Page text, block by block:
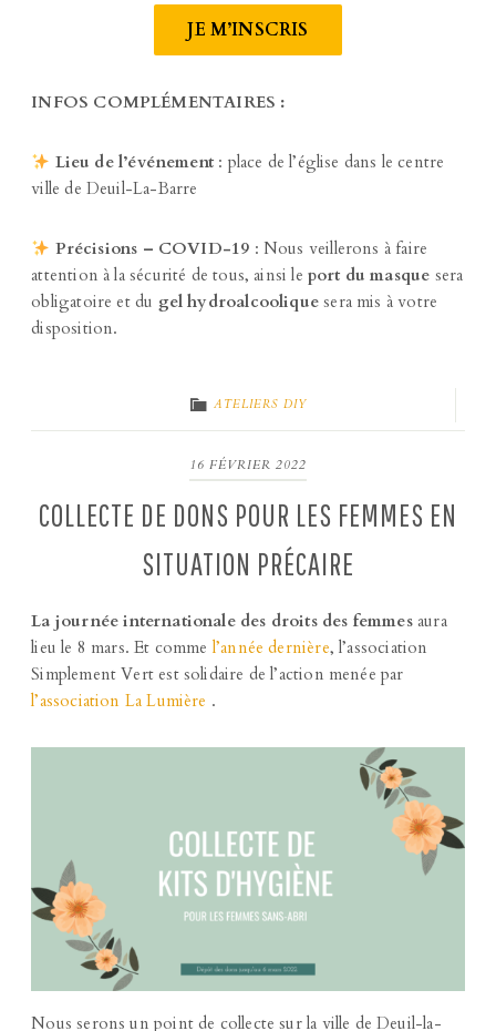
JE M’INSCRIS
INFOS COMPLÉMENTAIRES :
Lieu de l’événement : place de l’église dans le centre
ville de Deuil-La-Barre
Précisions – COVID-19 : Nous veillerons à faire
attention à la sécurité de tous, ainsi le port du masque sera
obligatoire et du gel hydroalcooliquesera mis à votre
disposition.
ATELIERS DIY
16 FÉVRIER 2022
COLLECTE DE DONS POUR LES FEMMES EN
SITUATION PRÉCAIRE
La journée internationale des droits des femmesaura
lieu le 8 mars. Et comme l’année dernière, l’association
Simplement Vert est solidaire de l’action menée par
l’association La Lumière .
Nous serons un point de collecte sur la ville de Deuil-la-